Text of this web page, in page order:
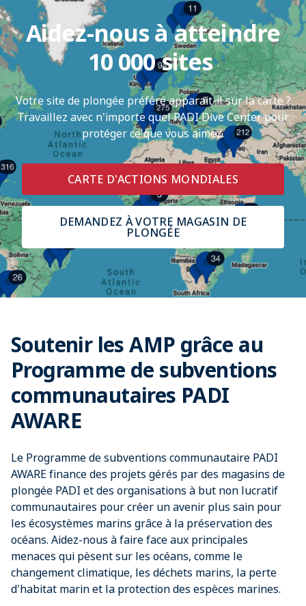
Aidez-nous à atteindre
10 000 sites ​
Votre site de plongée préféré apparait-il sur la carte ?
Travaillez avec n'importe quel PADI Dive Center pour
protéger ce que vous aimez.
CARTE D'ACTIONS MONDIALES
DEMANDEZ À VOTRE MAGASIN DE
PLONGÉE
Soutenir les AMP grâce au
Programme de subventions
communautaires PADI
AWARE
Le Programme de subventions communautaire PADI
AWARE finance des projets gérés par des magasins de
plongée PADI et des organisations à but non lucratif
communautaires pour créer un avenir plus sain pour
les écosystèmes marins grâce à la préservation des
océans. Aidez-nous à faire face aux principales
menaces qui pèsent sur les océans, comme le
changement climatique, les déchets marins, la perte
d'habitat marin et la protection des espèces marines.